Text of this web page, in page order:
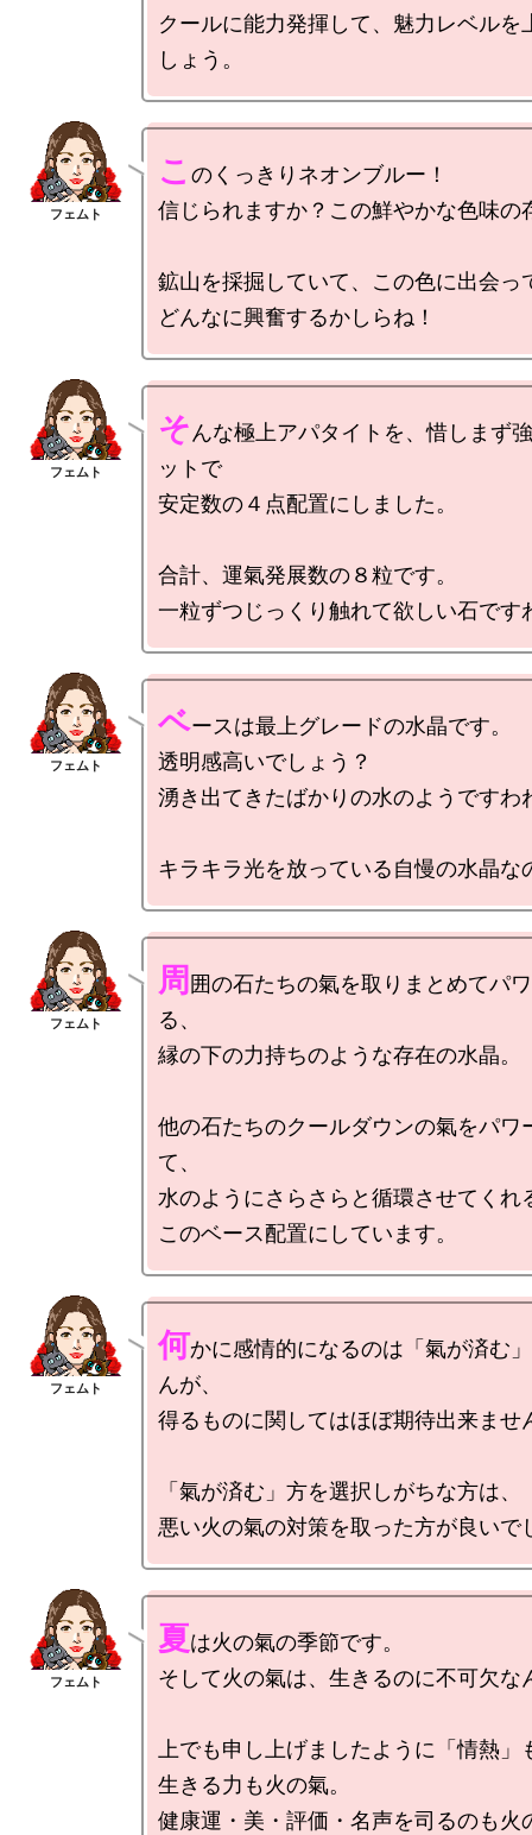
クールに能力発揮して、魅力レベルを
こ のくっきりネオンブルー！
信じられますか？この鮮やかな色味の
鉱山を採掘していて、この色に出会っ
そんな極上アパタイトを、惜しまず
ットで
安定数の４点配置にしました。
合計、運氣発展数の８粒です。
ベースは最上グレードの水晶です。
透明感高いでしょう？
湧き出てきたばかりの水のようですわ
周 囲の石たちの氣を取りまとめてパ
る、
縁の下の力持ちのような存在の水晶。
他の石たちのクールダウンの氣をパワ
て、
水のようにさらさらと循環させてくれ
何かに感情的になるのは「氣が済む
んが、
得るものに関してはほぼ期待出来ませ
「氣が済む」方を選択しがちな方は、
夏は火の氣の季節です。
そして火の氣は、生きるのに不可欠な
上でも申し上げましたように「情熱」
生きる力も火の氣。
健康運・美・評価・名声を司るのも火